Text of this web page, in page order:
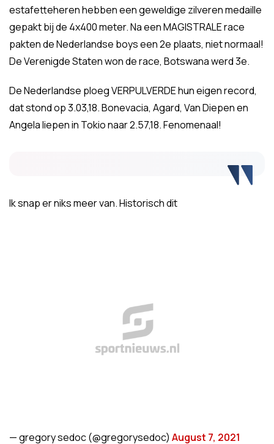
estafetteheren hebben een geweldige zilveren medaille
gepakt bij de 4x400 meter. Na een MAGISTRALE race
pakten de Nederlandse boys een 2e plaats, niet normaal!
De Verenigde Staten won de race, Botswana werd 3e.
De Nederlandse ploeg VERPULVERDE hun eigen record,
dat stond op 3.03,18. Bonevacia, Agard, Van Diepen en
Angela liepen in Tokio naar 2.57,18. Fenomenaal!
Ik snap er niks meer van. Historisch dit
— gregory sedoc (@gregorysedoc) August 7, 2021